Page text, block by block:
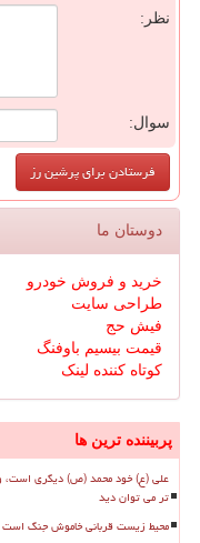
نظر:
سوال:
دوستان ما
خرید و فروش خودرو
طراحی سایت
فیش حج
قیمت بیسیم باوفنگ
کوتاه کننده لینک
پربیننده ترین ها
علی (ع) خود محمد (ص) دیگری است،
تر می توان دید
محیط زیست قربانی خاموش جنگ است